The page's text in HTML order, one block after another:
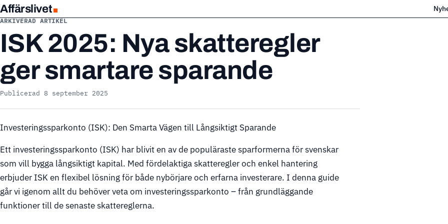
Affärslivet
ARKIVERAD ARTIKEL
ISK 2025: Nya skatteregler
ger smartare sparande
Publicerad 8 september 2025
Investeringssparkonto (ISK): Den Smarta Vägen till Långsiktigt Sparande
Ett investeringssparkonto (ISK) har blivit en av de populäraste sparformerna för svenskar
som vill bygga långsiktigt kapital. Med fördelaktiga skatteregler och enkel hantering
erbjuder ISK en flexibel lösning för både nybörjare och erfarna investerare. I denna guide
går vi igenom allt du behöver veta om investeringssparkonto – från grundläggande
funktioner till de senaste skattereglerna.